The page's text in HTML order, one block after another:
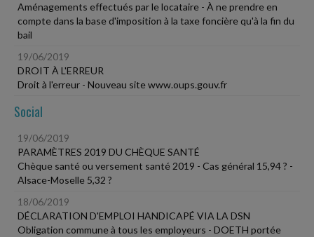
Aménagements effectués par le locataire - À ne prendre en
compte dans la base d'imposition à la taxe foncière qu'à la fin du
bail
19/06/2019
DROIT À L'ERREUR
Droit à l'erreur - Nouveau site www.oups.gouv.fr
Social
19/06/2019
PARAMÈTRES 2019 DU CHÈQUE SANTÉ
Chèque santé ou versement santé 2019 - Cas général 15,94 ? -
Alsace-Moselle 5,32 ?
18/06/2019
DÉCLARATION D'EMPLOI HANDICAPÉ VIA LA DSN
Obligation commune à tous les employeurs - DOETH portée